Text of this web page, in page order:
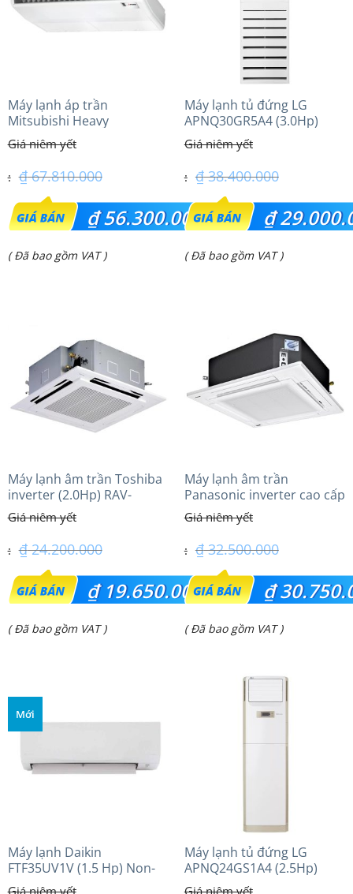
Máy lạnh áp trần
Mitsubishi Heavy
FDE125VG (5.0Hp) Cao cấp
– 3 Pha
₫67.810.000
Giá
gốc
là:
₫56.300.000
Giá
₫ 56.300.000.
( Đã bao gồm VAT )
Máy lạnh tủ đứng LG
APNQ30GR5A4 (3.0Hp)
Inverter
₫38.400.000
Giá
gốc
là:
₫
Giá
₫ 29.000.000.
( Đã bao gồm VAT )
Máy lạnh âm trần Toshiba
inverter (2.0Hp) RAV-
GV1801AP-V
₫24.200.000
Giá
gốc
là:
₫19.650.000
Giá
₫ 19.650.000.
( Đã bao gồm VAT )
Máy lạnh âm trần
Panasonic inverter cao cấp
(3.0Hp) S-2430PU3HA/U-
24PRH1H5
₫32.500.000
Giá
gốc
là:
₫
Giá
( Đã bao gồm VAT )
Mới
Máy lạnh Daikin
FTF35UV1V (1.5 Hp) Non-
inverter Thái lan
Máy lạnh tủ đứng LG
APNQ24GS1A4 (2.5Hp)
Inverter